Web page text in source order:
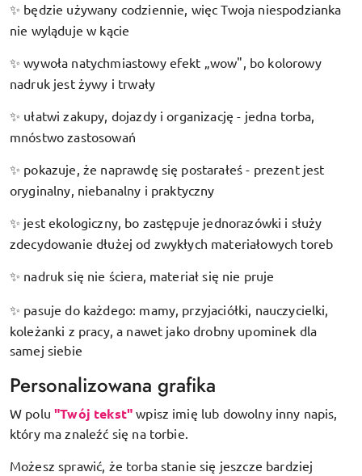
✨ będzie używany codziennie, więc Twoja niespodzianka
nie wyląduje w kącie
✨ wywoła natychmiastowy efekt „wow", bo kolorowy
nadruk jest żywy i trwały
✨ ułatwi zakupy, dojazdy i organizację - jedna torba,
mnóstwo zastosowań
✨ pokazuje, że naprawdę się postarałeś - prezent jest
oryginalny, niebanalny i praktyczny
✨ jest ekologiczny, bo zastępuje jednorazówki i służy
zdecydowanie dłużej od zwykłych materiałowych toreb
✨ nadruk się nie ściera, materiał się nie pruje
✨ pasuje do każdego: mamy, przyjaciółki, nauczycielki,
koleżanki z pracy, a nawet jako drobny upominek dla
samej siebie
Personalizowana grafika
W polu"Twój tekst" wpisz imię lub dowolny inny napis,
który ma znaleźć się na torbie.
Możesz sprawić, że torba stanie się jeszcze bardziej